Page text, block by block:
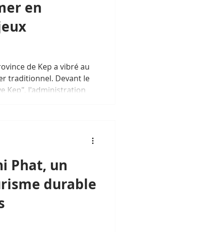
en
de Kep a vibré au
traditionnel. Devant le
Kep", l'administration
Phat, un
durable